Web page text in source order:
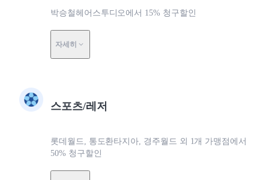
박승철헤어스투디오에서 15% 청구할인
자세히
스포츠/레저
롯데월드, 통도환타지아, 경주월드 외 1개 가맹점에서
50% 청구할인